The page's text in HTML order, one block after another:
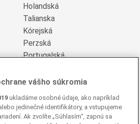
Holandská
Talianska
Kórejská
Perzská
Portugalská
Španielska
Vietnamská
vášho súkromia
ukladáme osobné údaje, ako napríklad
jedinečné identifikátory, a vstupujeme
Ak zvolíte „Súhlasím“, zapnú sa